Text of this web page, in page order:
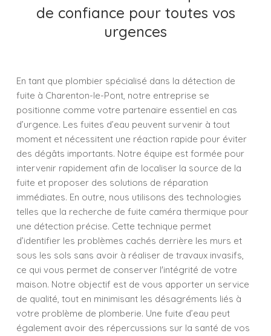
de confiance pour toutes vos
urgences
En tant que plombier spécialisé dans la détection de
fuite à Charenton-le-Pont, notre entreprise se
positionne comme votre partenaire essentiel en cas
d’urgence. Les fuites d’eau peuvent survenir à tout
moment et nécessitent une réaction rapide pour éviter
des dégâts importants. Notre équipe est formée pour
intervenir rapidement afin de localiser la source de la
fuite et proposer des solutions de réparation
immédiates. En outre, nous utilisons des technologies
telles que la recherche de fuite caméra thermique pour
une détection précise. Cette technique permet
d’identifier les problèmes cachés derrière les murs et
sous les sols sans avoir à réaliser de travaux invasifs,
ce qui vous permet de conserver l'intégrité de votre
maison. Notre objectif est de vous apporter un service
de qualité, tout en minimisant les désagréments liés à
votre problème de plomberie. Une fuite d’eau peut
également avoir des répercussions sur la santé de vos